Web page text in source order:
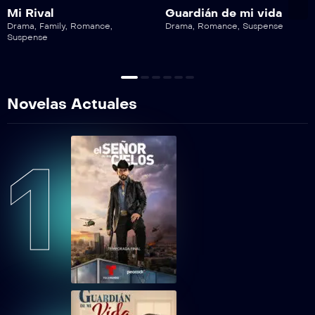
Lobo, Morir Matando Capítulo 69
LMMEP70
Lobo, Morir Matando Capítulo 70
Mi Rival
Drama, Family, Romance,
Suspense
Guardián de mi vida
Drama, Romance, Suspense
Novelas Actuales
1